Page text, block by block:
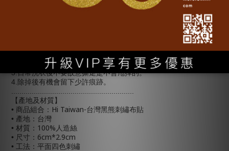
※不能用於凹凸不平的表面。
由角位輕輕慢慢撕出就可以。
3.日常洗衣後不要故意撕走是不會甩掉的。
4. 除掉後有機會留下少許痕跡。
【產地及材質】
• 商品組合： Hi Taiwan-台灣黑熊刺繡布貼
• 產地：台灣
• 材質： 100% 人造絲
• 尺寸： 6cm*2.9cm
• 工法：平面四色刺繡